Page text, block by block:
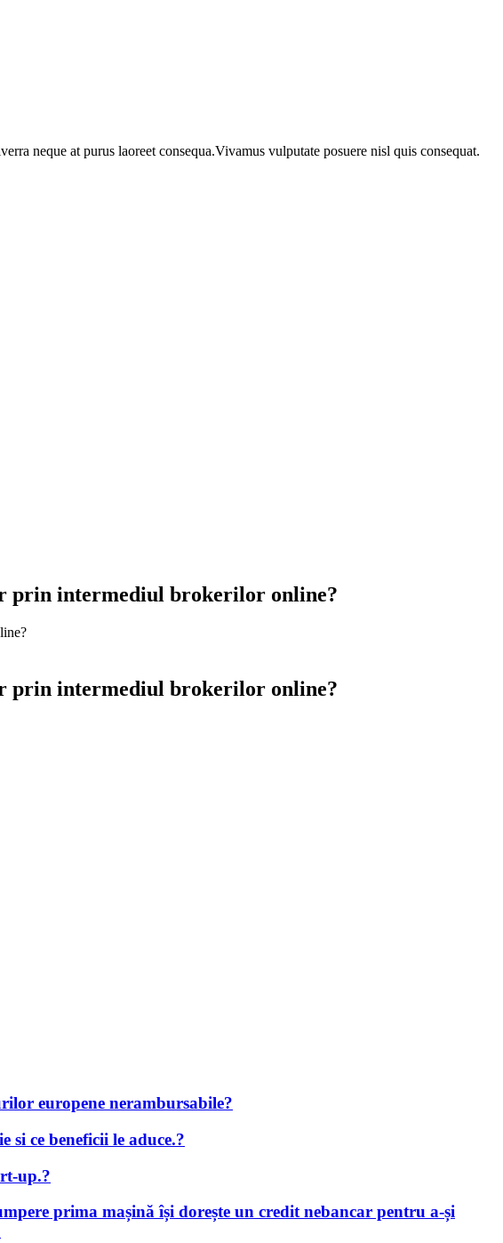
neque at purus laoreet consequa.Vivamus vulputate posuere nisl quis consequat.
prin intermediul brokerilor online?
prin intermediul brokerilor online?
europene nerambursabile?
si ce beneficii le aduce.?
up.?
prima mașină își dorește un credit nebancar pentru a-și